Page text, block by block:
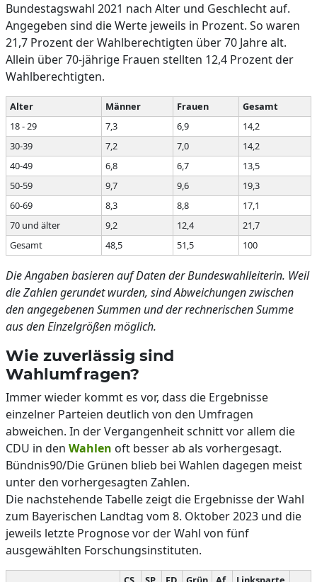
Bundestagswahl 2021 nach Alter und Geschlecht auf.
Angegeben sind die Werte jeweils in Prozent. So waren
21,7 Prozent der Wahlberechtigten über 70 Jahre alt.
Allein über 70-jährige Frauen stellten 12,4 Prozent der
Wahlberechtigten.
Alter Männer Frauen
Gesamt
18 - 29
7,3 6,9
14,2
30-39
7,2 7,0
14,2
40-49
6,8 6,7
13,5
50-59
9,7 9,6
19,3
60-69
8,3 8,8
17,1
70 und älter
9,2 12,4
21,7
Gesamt
48,5 51,5 100
Die Angaben basieren auf Daten der Bundeswahlleiterin. Weil
die Zahlen gerundet wurden, sind Abweichungen zwischen
den angegebenen Summen und der rechnerischen Summe
aus den Einzelgrößen möglich.
Wie zuverlässig sind
Wahlumfragen?
Immer wieder kommt es vor, dass die Ergebnisse
einzelner Parteien deutlich von den Umfragen
abweichen. In der Vergangenheit schnitt vor allem die
CDU in den Wahlen oft besser ab als vorhergesagt.
Bündnis90/Die Grünen blieb bei Wahlen dagegen meist
unter den vorhergesagten Zahlen.
Die nachstehende Tabelle zeigt die Ergebnisse der Wahl
zum Bayerischen Landtag vom 8. Oktober 2023 und die
jeweils letzte Prognose vor der Wahl von fünf
ausgewählten Forschungsinstituten.